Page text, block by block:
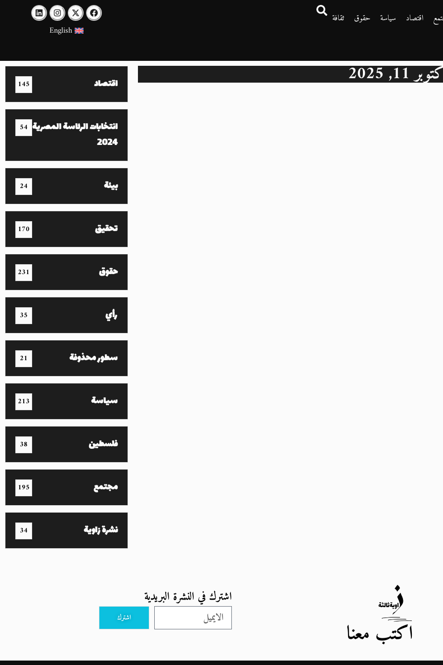
اقتصاد سياسة حقوق
ثقافة
English
11, 2025 اقتصاد 145
انتخابات الرئاسة المصرية
2024
54
بيئة 24
تحقيق 170
حقوق 231
رأي 35
سطور محذوفة 21
سياسة 213
فلسطين 38
مجتمع 195
نشرة زاوية 34
اكتب معنا
اشترك في النشرة البريدية
اشترك